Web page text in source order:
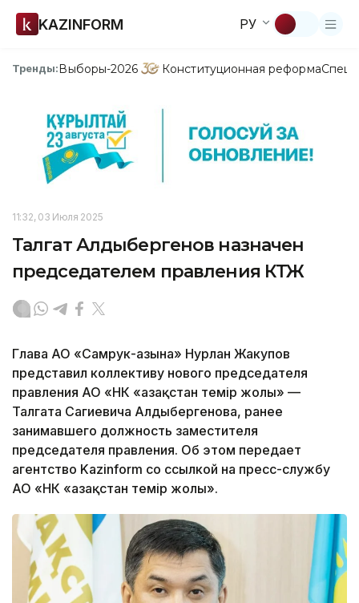
KAZINFORM РУ
Тренды:Выборы-2026 Конституционная реформа
11:32, 03 Июля 2025
Талгат Алдыбергенов назначен
председателем правления КТЖ
Глава АО «Самрук-Қазына» Нурлан Жакупов
представил коллективу нового председателя
правления АО «НК «Қазақстан темір жолы» —
Талгата Сагиевича Алдыбергенова, ранее
занимавшего должность заместителя
председателя правления. Об этом передает
агентство Kazinform со ссылкой на пресс-службу
АО «НК «Қазақстан темір жолы».